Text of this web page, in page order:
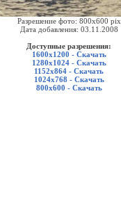
Разрешение фото: 800x600 pix
Дата добавления: 03.11.2008
Доступные разрешения:
1600x1200 - Скачать
1280x1024 - Скачать
1152x864 - Скачать
1024x768 - Скачать
800x600 - Скачать